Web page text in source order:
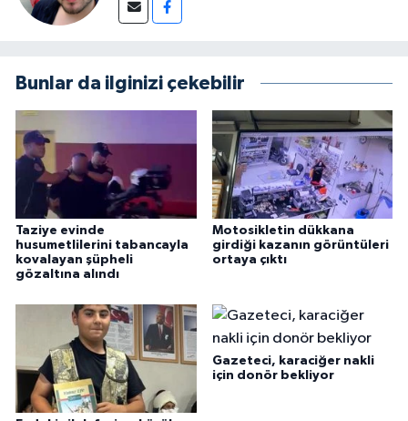
Bunlar da ilginizi çekebilir
Taziye evinde
husumetlilerini tabancayla
kovalayan şüpheli
gözaltına alındı
Motosikletin dükkana
girdiği kazanın görüntüleri
ortaya çıktı
Gazeteci, karaciğer nakli
için donör bekliyor